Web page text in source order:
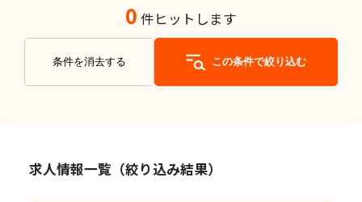
0 件ヒットします
条件を消去する この条件で絞り込む
求人情報一覧（絞り込み結果）